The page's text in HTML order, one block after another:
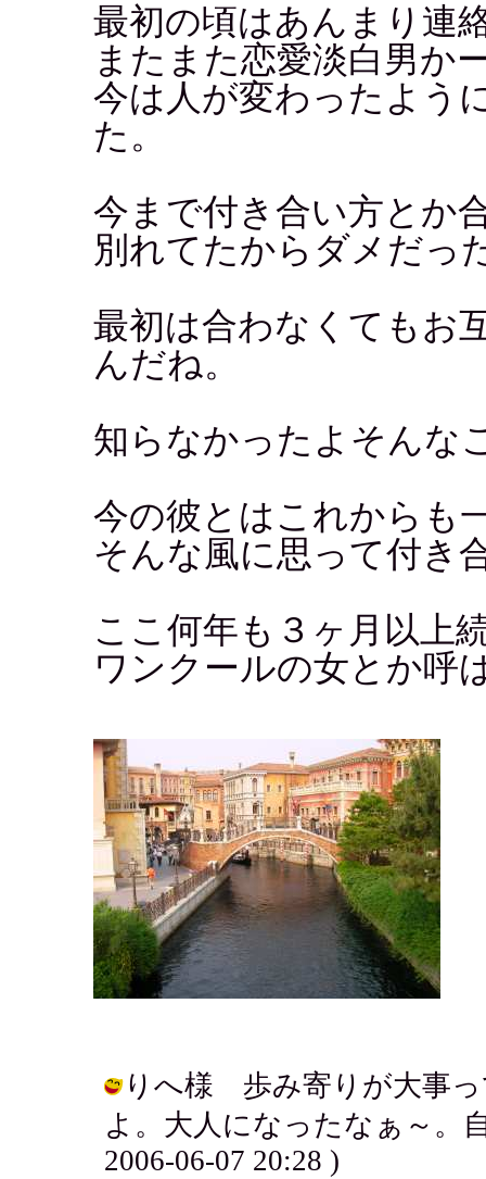
最初の頃はあんまり連
またまた恋愛淡白男か
今は人が変わったよう
た。
今まで付き合い方とか
別れてたからダメだっ
最初は合わなくてもお
んだね。
知らなかったよそんな
今の彼とはこれからも
そんな風に思って付き
ここ何年も３ヶ月以上
ワンクールの女とか呼
りへ様 歩み寄りが大事
よ。大人になったなぁ～。
2006-06-07 20:28 )